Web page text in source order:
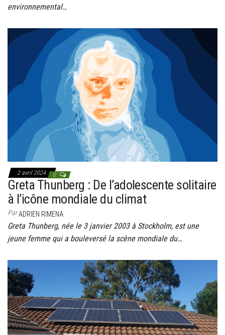
environnemental…
2 avril 2024 0
Greta Thunberg : De l’adolescente solitaire
à l’icône mondiale du climat
ParADRIEN RIMENA
Greta Thunberg, née le 3 janvier 2003 à Stockholm, est une
jeune femme qui a bouleversé la scène mondiale du…